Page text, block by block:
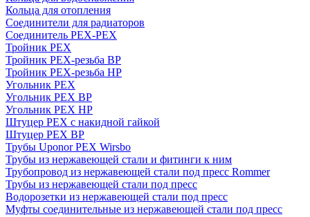
Кольца для отопления
Соединители для радиаторов
Соединитель PEX-PEX
Тройник PEX
Тройник PEX-резьба ВР
Тройник PEX-резьба НР
Угольник PEX
Угольник PEX ВР
Угольник PEX НР
Штуцер PEX c накидной гайкой
Штуцер PEX ВР
Трубы Uponor PEX Wirsbo
Трубы из нержавеющей стали и фитинги к ним
Трубопровод из нержавеющей стали под пресс Rommer
Трубы из нержавеющей стали под пресс
Водорозетки из нержавеющей стали под пресс
Муфты соединительные из нержавеющей стали под пресс